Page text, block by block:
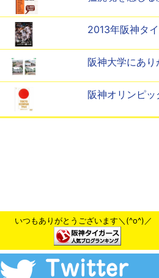
2013年阪神タ
阪神大学にあり
阪神オリンピ
いつもありがとうございます＼(^o^)／